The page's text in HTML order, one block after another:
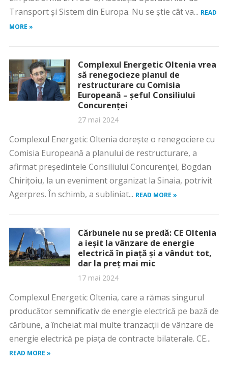
Transport și Sistem din Europa. Nu se știe cât va... READ
MORE »
Complexul Energetic Oltenia vrea
să renegocieze planul de
restructurare cu Comisia
Europeană – șeful Consiliului
Concurenței
27 mai 2024
Complexul Energetic Oltenia doreşte o renegociere cu
Comisia Europeană a planului de restructurare, a
afirmat preşedintele Consiliului Concurenţei, Bogdan
Chiriţoiu, la un eveniment organizat la Sinaia, potrivit
Agerpres. În schimb, a subliniat... READ MORE »
Cărbunele nu se predă: CE Oltenia
a ieșit la vânzare de energie
electrică în piață și a vândut tot,
dar la preț mai mic
17 mai 2024
Complexul Energetic Oltenia, care a rămas singurul
producător semnificativ de energie electrică pe bază de
cărbune, a încheiat mai multe tranzacții de vânzare de
energie electrică pe piața de contracte bilaterale. CE...
READ MORE »